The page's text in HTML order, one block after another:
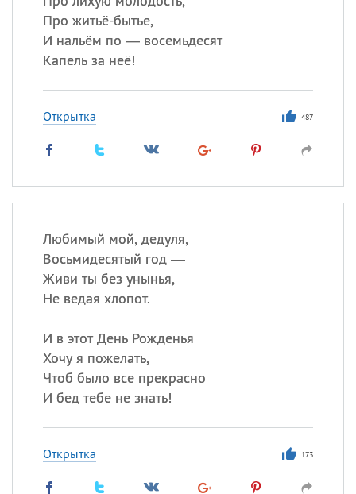
Про житьё-бытье,
И нальём по — восемьдесят
Капель за неё!
Открытка 487
Любимый мой, дедуля,
Восьмидесятый год —
Живи ты без унынья,
Не ведая хлопот.
И в этот День Рожденья
Хочу я пожелать,
Чтоб было все прекрасно
И бед тебе не знать!
Открытка 173